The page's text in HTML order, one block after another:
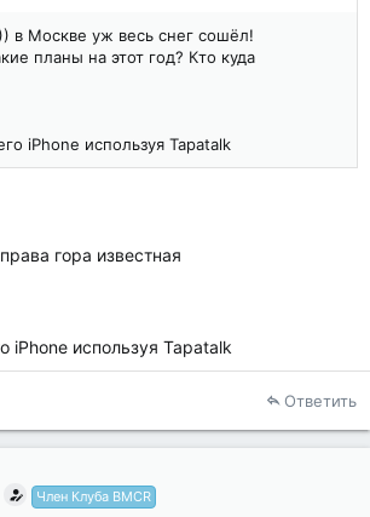
в Москве уж весь снег сошёл!
планы на этот год? Кто куда
iPhone используя Tapatalk
гора известная
iPhone используя Tapatalk
Ответить
Член Клуба BMCR